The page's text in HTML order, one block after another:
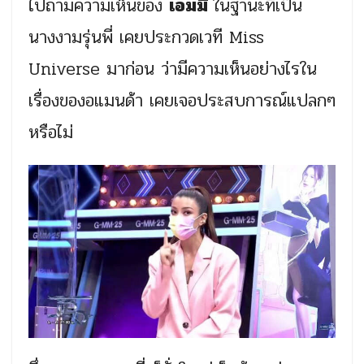
นางงามรุ่นพี่ เคยประกวดเวที Miss
Universe มาก่อน ว่ามีความเห็นอย่างไรใน
เรื่องของอแมนด้า เคยเจอประสบการณ์แปลกๆ
หรือไม่